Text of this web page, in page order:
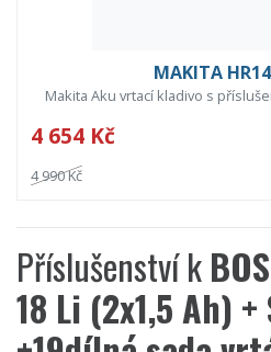
MAKITA
Makita Aku vrtací kladivo s
4 654 Kč
4 990 Kč
Příslušenství k
18 Li (2x1,5 Ah)